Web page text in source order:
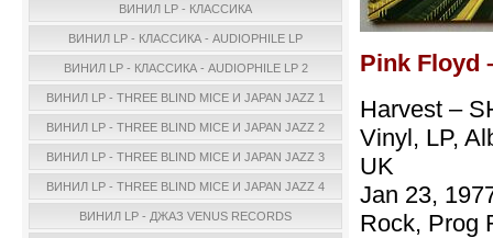
ВИНИЛ LP - КЛАССИКА
ВИНИЛ LP - КЛАССИКА - AUDIOPHILE LP
ВИНИЛ LP - КЛАССИКА - AUDIOPHILE LP 2
ВИНИЛ LP - THREE BLIND MICE И JAPAN JAZZ 1
ВИНИЛ LP - THREE BLIND MICE И JAPAN JAZZ 2
ВИНИЛ LP - THREE BLIND MICE И JAPAN JAZZ 3
ВИНИЛ LP - THREE BLIND MICE И JAPAN JAZZ 4
ВИНИЛ LP - ДЖАЗ VENUS RECORDS
Pink Floyd
Harvest –
Vinyl, LP,
UK
Jan 23,
Rock, Prog